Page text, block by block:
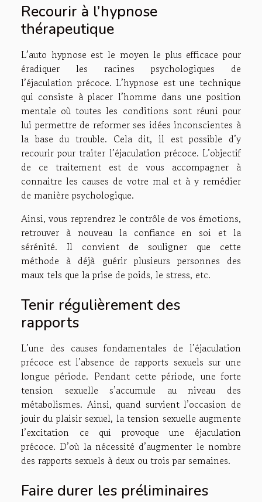
Recourir à l’hypnose
thérapeutique
L’auto hypnose est le moyen le plus efficace pour
éradiquer les racines psychologiques de
l’éjaculation précoce. L’hypnose est une technique
qui consiste à placer l’homme dans une position
mentale où toutes les conditions sont réuni pour
lui permettre de reformer ses idées inconscientes à
la base du trouble. Cela dit, il est possible d’y
recourir pour traiter l’éjaculation précoce. L’objectif
de ce traitement est de vous accompagner à
connaitre les causes de votre mal et à y remédier
de manière psychologique.
Ainsi, vous reprendrez le contrôle de vos émotions,
retrouver à nouveau la confiance en soi et la
sérénité. Il convient de souligner que cette
méthode à déjà guérir plusieurs personnes des
maux tels que la prise de poids, le stress, etc.
Tenir régulièrement des
rapports
L’une des causes fondamentales de l’éjaculation
précoce est l’absence de rapports sexuels sur une
longue période. Pendant cette période, une forte
tension sexuelle s’accumule au niveau des
métabolismes. Ainsi, quand survient l’occasion de
jouir du plaisir sexuel, la tension sexuelle augmente
l’excitation ce qui provoque une éjaculation
précoce. D’où la nécessité d’augmenter le nombre
des rapports sexuels à deux ou trois par semaines.
Faire durer les préliminaires